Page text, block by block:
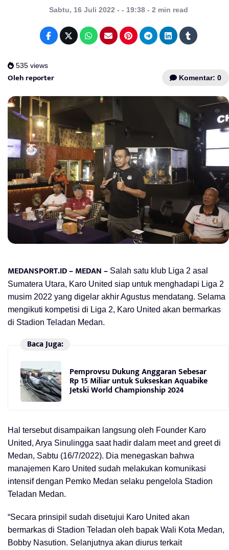
Sabtu, 16 Juli 2022 - - 19:38 - 2 min read
535 views
Oleh reporter Komentar: 0
MEDANSPORT.ID – MEDAN – Salah satu klub Liga 2 asal
Sumatera Utara, Karo United siap untuk menghadapi Liga 2
musim 2022 yang digelar akhir Agustus mendatang. Selama
mengikuti kompetisi di Liga 2, Karo United akan bermarkas
di Stadion Teladan Medan.
Baca Juga:
Pemprovsu Dukung Anggaran Sebesar
Rp 15 Miliar untuk Sukseskan Aquabike
Jetski World Championship 2024
Hal tersebut disampaikan langsung oleh Founder Karo
United, Arya Sinulingga saat hadir dalam meet and greet di
Medan, Sabtu (16/7/2022). Dia menegaskan bahwa
manajemen Karo United sudah melakukan komunikasi
intensif dengan Pemko Medan selaku pengelola Stadion
Teladan Medan.
“Secara prinsipil sudah disetujui Karo United akan
bermarkas di Stadion Teladan oleh bapak Wali Kota Medan,
Bobby Nasution. Selanjutnya akan diurus terkait